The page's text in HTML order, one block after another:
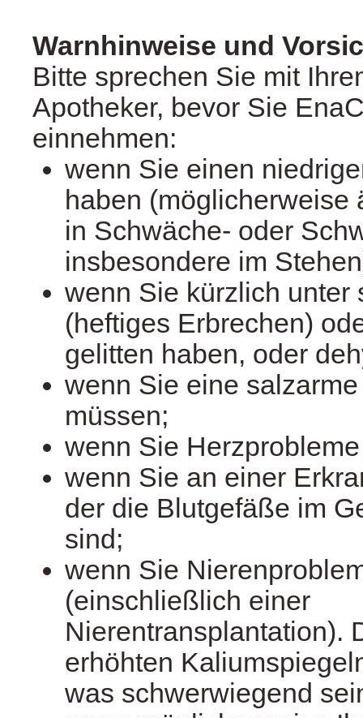
Warnhinweise und
Bitte sprechen Sie mit
Apotheker, bevor Sie
einnehmen:
wenn Sie einen
haben (möglicherweise
in Schwäche- oder
insbesondere im
wenn Sie kürzlich unter
(heftiges Erbrechen)
gelitten haben, oder
wenn Sie eine
müssen;
wenn Sie
wenn Sie an einer
der die Blutgefäße im
sind;
wenn Sie
(einschließlich einer
Nierentransplantation).
erhöhten
was schwerwiegend